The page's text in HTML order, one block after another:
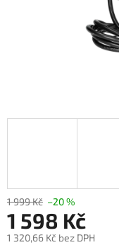
1 999 Kč –20 %
1 598 Kč
1 320,66 Kč bez DPH